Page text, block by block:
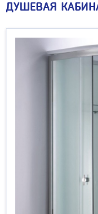
ДУШЕВАЯ